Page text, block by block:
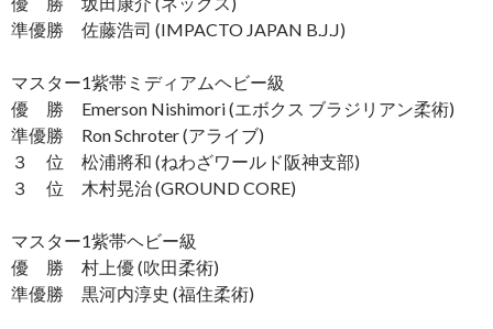
準優勝 佐藤浩司 (IMPACTO JAPAN B.J.J)
マスター1紫帯ミディアムヘビー級
優 勝 Emerson Nishimori (エボクス ブラジリアン柔術)
準優勝 Ron Schroter (アライブ)
３ 位 松浦將和 (ねわざワールド阪神支部)
３ 位 木村晃治 (GROUND CORE)
マスター1紫帯ヘビー級
優 勝 村上優 (吹田柔術)
準優勝 黒河内淳史 (福住柔術)